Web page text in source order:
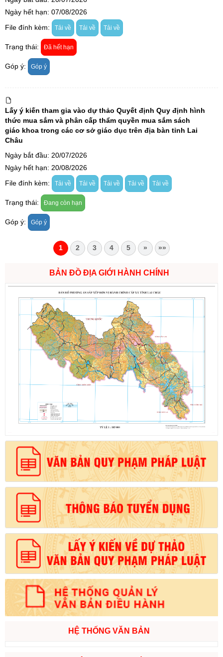
Ngày hết hạn: 07/08/2026
File đính kèm:
Tải về Tải về Tải về
Trạng thái: Đã hết hạn
Góp ý: Góp ý
Lấy ý kiến tham gia vào dự thảo Quyết định Quy định hình
thức mua sắm và phân cấp thẩm quyền mua sắm sách
giáo khoa trong các cơ sở giáo dục trên địa bàn tỉnh Lai
Châu
Ngày bắt đầu: 20/07/2026
Ngày hết hạn: 20/08/2026
File đính kèm:
Tải về Tải về Tải về Tải về Tải về
Trạng thái: Đang còn hạn
Góp ý: Góp ý
1 2 3 4 5 » »»
BẢN ĐỒ ĐỊA GIỚI HÀNH CHÍNH
HỆ THỐNG VĂN BẢN